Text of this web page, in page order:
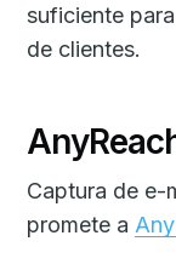
suficiente
de clientes.
Captura de e-
promete a